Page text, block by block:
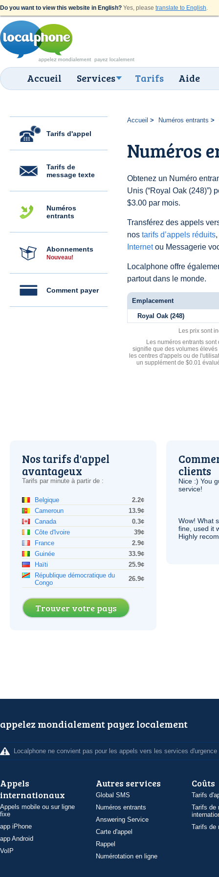
Do you want to view this website in English? Yes, please translate to English.
Accueil Services Tarifs Aide
Tarifs d'appel
Tarifs de
message texte
Numéros
entrants
Abonnements
Nouveau!
Comment payer
Accueil Numéros entrants
Numéros
Obtenez un Numéro
Unis (“Royal Oak (248)”)
$3.00 par mois.
Transférez des appels
nos tarifs d’appels réduits
Internetou Messagerie
Localphone offre
partout dans le monde.
Emplacement
Royal Oak (248)
Les prix sont
Les numéros entrants
signifie que des volumes
les centres d'appels ou de
un supplément de $0.01
Nos tarifs d'appel
avantageux
Tarifs par minute à partir de :
Belgique
2.2¢
Cameroun
13.9¢
Canada
0.3¢
Côte d'Ivoire
39¢
France
2.9¢
Guinée
33.9¢
Haïti
25.9¢
République démocratique du
Congo
26.9¢
Trouver votre pays
clients
Nice :) You
service!
Wow! What
fine, used it
Highly
appelez mondialement payez localement
Localphone ne convient pas pour les appels vers les services d'urgence
Appels
internationaux
Appels mobile ou sur ligne
fixe
app iPhone
app Android
VoIP
Autres services
Global SMS
Numéros entrants
Answering Service
Carte d'appel
Rappel
Numérotation en ligne
Coûts
Tarifs
Tarifs de
Tarifs de